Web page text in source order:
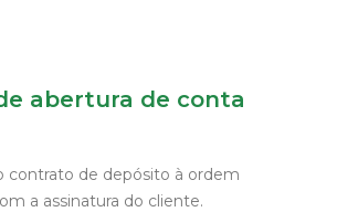
abertura de conta
contrato de depósito à ordem
a assinatura do cliente.